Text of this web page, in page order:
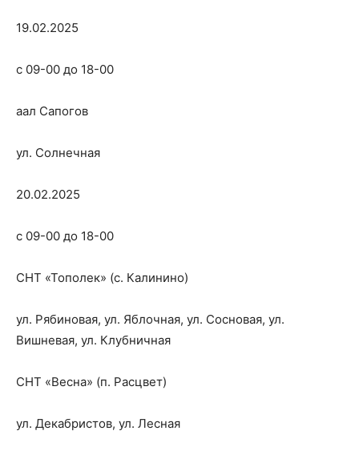
19.02.2025
с 09-00 до 18-00
аал Сапогов
ул. Солнечная
20.02.2025
с 09-00 до 18-00
СНТ «Тополек» (с. Калинино)
ул. Рябиновая, ул. Яблочная, ул. Сосновая, ул.
Вишневая, ул. Клубничная
СНТ «Весна» (п. Расцвет)
ул. Декабристов, ул. Лесная